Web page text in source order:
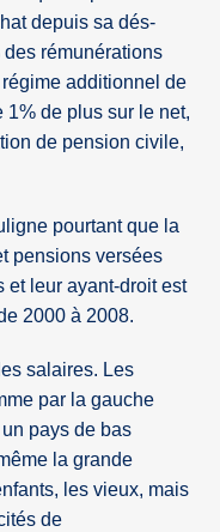
depuis sa dés-
rémunérations
additionnel de
1% de plus sur le net,
de pension civile,
pourtant que la
pensions versées
et leur ayant-droit est
2000 à 2008.
salaires. Les
par la gauche
pays de bas
la grande
les vieux, mais
de